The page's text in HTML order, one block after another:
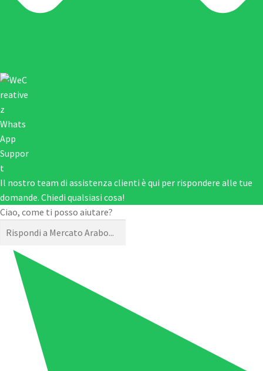
Il nostro team di assistenza clienti è qui per rispondere alle tue
domande. Chiedi qualsiasi cosa!
Ciao, come ti posso aiutare?